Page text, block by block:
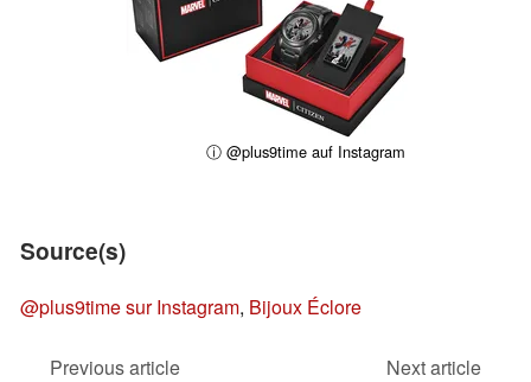
ⓘ @plus9time auf Instagram
Source(s)
@plus9time sur Instagram, Bijoux Éclore
Previous article
Next article